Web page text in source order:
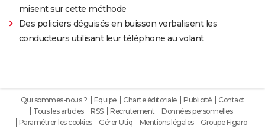
misent sur cette méthode
Des policiers déguisés en buisson verbalisent les
conducteurs utilisant leur téléphone au volant
Qui sommes-nous ? Equipe Charte éditoriale Publicité
Contact
Tous les articles
RSS Recrutement
Données personnelles
Paramétrer les cookies
Gérer Utiq Mentions légales
Groupe Figaro